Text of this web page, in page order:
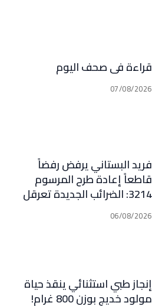
قراءة في صحف اليوم
07/08/2026
فريد البستاني يرفض رفضاً
قاطعاً إعادة طرح المرسوم
3214: الضرائب الجديدة تعرقل
التعافي الاقتصادي وتناقض
مبدأ الشراكة
06/08/2026
إنجاز طبي استثنائي ينقذ حياة
مولود خديج بوزن 800 غرام!